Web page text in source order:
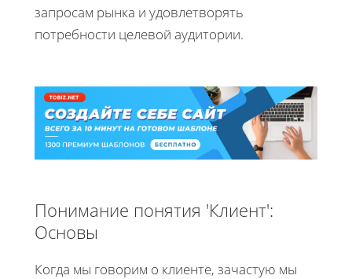
запросам рынка и удовлетворять
потребности целевой аудитории.
Понимание понятия 'Клиент':
Основы
Когда мы говорим о клиенте, зачастую мы